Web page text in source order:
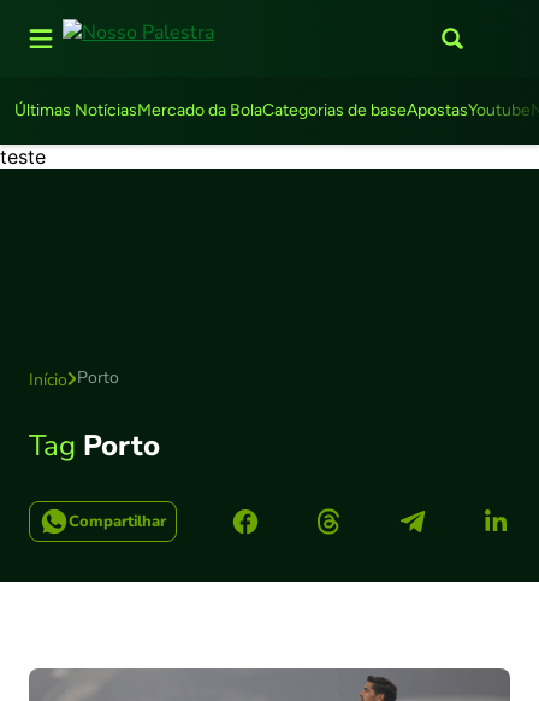
Últimas NotíciasMercado da BolaCategorias de baseApostasYoutube
teste
Início Porto
Tag Porto
Compartilhar